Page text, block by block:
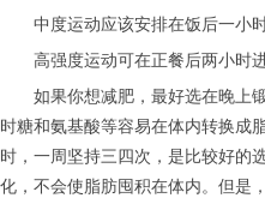
中度运动应该安排在饭后一小时
高强度运动可在正餐后两小时进
如果你想减肥，最好选在晚上锻
时糖和氨基酸等容易在体内转换成
时，一周坚持三四次，是比较好的
化，不会使脂肪囤积在体内。但是